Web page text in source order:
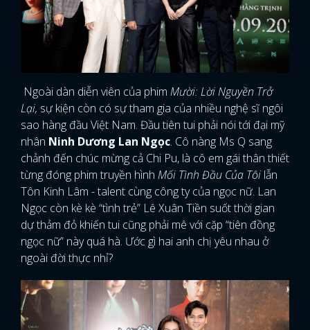
Ngoài dàn diễn viên của phim Mười: Lời Nguyền Trở
Lại, sự kiện còn có sự tham gia của nhiều nghệ sĩ ngôi
sao hàng đầu Việt Nam. Đầu tiên tui phải nói tới đại mỹ
nhân Ninh Dương Lan Ngọc. Cô nàng Ms Q sang
chảnh đến chúc mừng cả Chi Pu, là cô em gái thân thiết
từng đóng phim truyền hình Mối Tình Đầu Của Tôi lẫn
Tôn Kinh Lâm - talent cùng công ty của ngọc nữ. Lan
Ngọc còn kè kè “tình trẻ” Lê Xuân Tiền suốt thời gian
dự thảm đỏ khiến tui cũng phải mê với cặp “tiên đồng
ngọc nữ” này quá hà. Ước gì hai anh chị yêu nhau ở
ngoài đời thực nhỉ?